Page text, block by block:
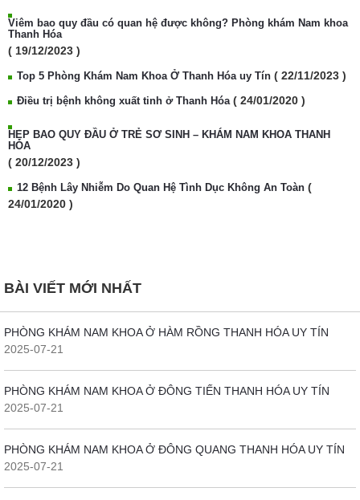
Viêm bao quy đầu có quan hệ được không? Phòng khám Nam khoa
Thanh Hóa
( 19/12/2023 )
Top 5 Phòng Khám Nam Khoa Ở Thanh Hóa uy Tín ( 22/11/2023 )
Điều trị bệnh không xuất tinh ở Thanh Hóa ( 24/01/2020 )
HẸP BAO QUY ĐẦU Ở TRẺ SƠ SINH – KHÁM NAM KHOA THANH
HÓA
( 20/12/2023 )
12 Bệnh Lây Nhiễm Do Quan Hệ Tình Dục Không An Toàn (
24/01/2020 )
BÀI VIẾT MỚI NHẤT
PHÒNG KHÁM NAM KHOA Ở HÀM RỒNG THANH HÓA UY TÍN
2025-07-21
PHÒNG KHÁM NAM KHOA Ở ĐÔNG TIẾN THANH HÓA UY TÍN
2025-07-21
PHÒNG KHÁM NAM KHOA Ở ĐÔNG QUANG THANH HÓA UY TÍN
2025-07-21